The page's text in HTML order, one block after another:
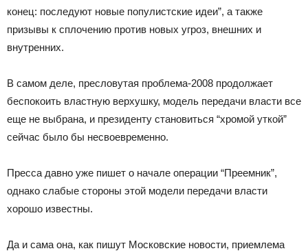
конец: последуют новые популистские идеи”, а также
призывы к сплочению против новых угроз, внешних и
внутренних.
В самом деле, пресловутая проблема-2008 продолжает
беспокоить властную верхушку, модель передачи власти все
еще не выбрана, и президенту становиться “хромой уткой”
сейчас было бы несвоевременно.
Пресса давно уже пишет о начале операции “Преемник”,
однако слабые стороны этой модели передачи власти
хорошо известны.
Да и сама она, как пишут Московские новости, приемлема